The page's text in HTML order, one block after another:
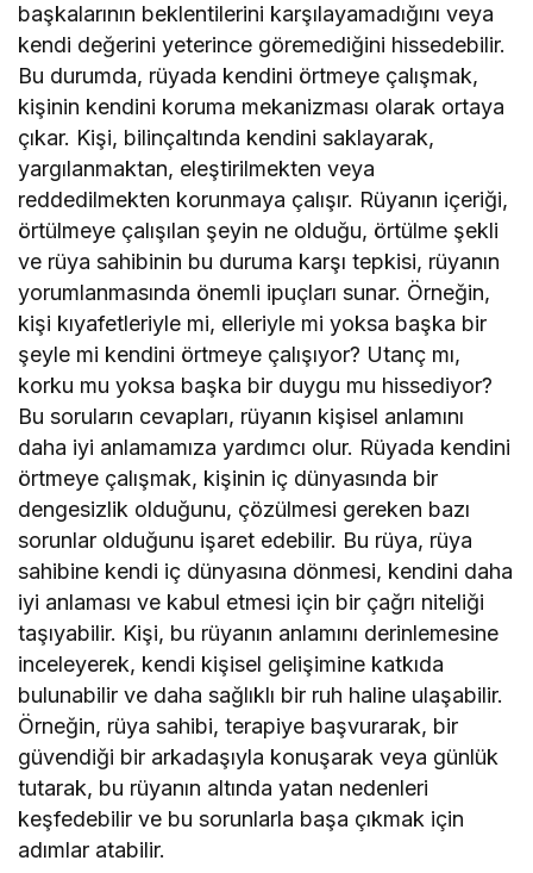
başkalarının beklentilerini karşılayamadığını veya
kendi değerini yeterince göremediğini hissedebilir.
Bu durumda, rüyada kendini örtmeye çalışmak,
kişinin kendini koruma mekanizması olarak ortaya
çıkar. Kişi, bilinçaltında kendini saklayarak,
yargılanmaktan, eleştirilmekten veya
reddedilmekten korunmaya çalışır. Rüyanın içeriği,
örtülmeye çalışılan şeyin ne olduğu, örtülme şekli
ve rüya sahibinin bu duruma karşı tepkisi, rüyanın
yorumlanmasında önemli ipuçları sunar. Örneğin,
kişi kıyafetleriyle mi, elleriyle mi yoksa başka bir
şeyle mi kendini örtmeye çalışıyor? Utanç mı,
korku mu yoksa başka bir duygu mu hissediyor?
Bu soruların cevapları, rüyanın kişisel anlamını
daha iyi anlamamıza yardımcı olur. Rüyada kendini
örtmeye çalışmak, kişinin iç dünyasında bir
dengesizlik olduğunu, çözülmesi gereken bazı
sorunlar olduğunu işaret edebilir. Bu rüya, rüya
sahibine kendi iç dünyasına dönmesi, kendini daha
iyi anlaması ve kabul etmesi için bir çağrı niteliği
taşıyabilir. Kişi, bu rüyanın anlamını derinlemesine
inceleyerek, kendi kişisel gelişimine katkıda
bulunabilir ve daha sağlıklı bir ruh haline ulaşabilir.
Örneğin, rüya sahibi, terapiye başvurarak, bir
güvendiği bir arkadaşıyla konuşarak veya günlük
tutarak, bu rüyanın altında yatan nedenleri
keşfedebilir ve bu sorunlarla başa çıkmak için
adımlar atabilir.